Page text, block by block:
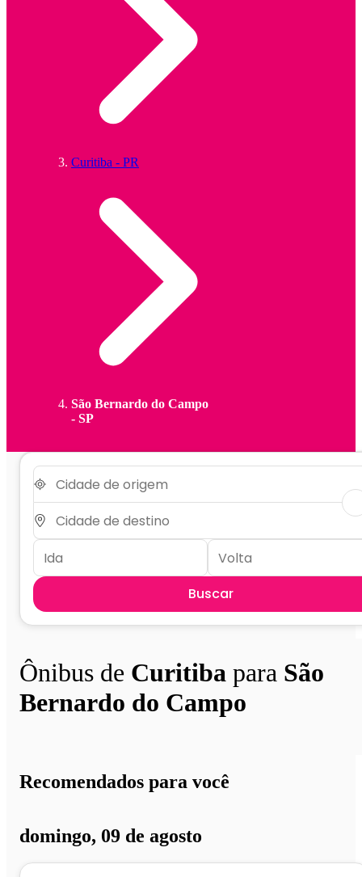
Curitiba - PR
São Bernardo do Campo
- SP
Buscar
Ônibus de Curitiba para São
Bernardo do Campo
Recomendados para você
domingo, 09 de agosto